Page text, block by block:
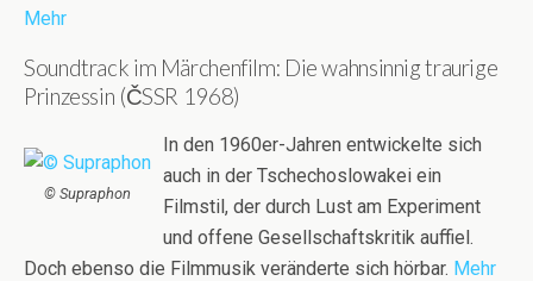
Mehr
Soundtrack im Märchenfilm: Die wahnsinnig traurige
Prinzessin (ČSSR 1968)
© Supraphon
In den 1960er-Jahren entwickelte sich
auch in der Tschechoslowakei ein
Filmstil, der durch Lust am Experiment
und offene Gesellschaftskritik auffiel.
Doch ebenso die Filmmusik veränderte sich hörbar. Mehr